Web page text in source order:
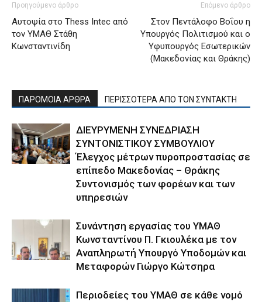
Προηγούμενο άρθρο
Αυτοψία στο Thess Intec από
τον ΥΜΑΘ Στάθη
Κωνσταντινίδη
Επόμενο άρθρο
Στον Πεντάλοφο Βοΐου η
Υπουργός Πολιτισμού και ο
Υφυπουργός Εσωτερικών
(Μακεδονίας και Θράκης)
ΠΑΡΟΜΟΙΑ ΑΡΘΡΑ ΠΕΡΙΣΣΟΤΕΡΑ ΑΠΟ ΤΟΝ ΣΥΝΤΑΚΤΗ
ΔΙΕΥΡΥΜΕΝΗ ΣΥΝΕΔΡΙΑΣΗ
ΣΥΝΤΟΝΙΣΤΙΚΟΥ ΣΥΜΒΟΥΛΙΟΥ
Έλεγχος μέτρων πυροπροστασίας σε
επίπεδο Μακεδονίας – Θράκης
Συντονισμός των φορέων και των
υπηρεσιών
Συνάντηση εργασίας του ΥΜΑΘ
Κωνσταντίνου Π. Γκιουλέκα με τον
Αναπληρωτή Υπουργό Υποδομών και
Μεταφορών Γιώργο Κώτσηρα
Περιοδείες του ΥΜΑΘ σε κάθε νομό